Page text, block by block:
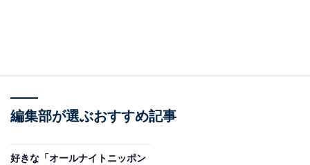
編集部が選ぶおすすめ記事
好きな「オールナイトニッポン